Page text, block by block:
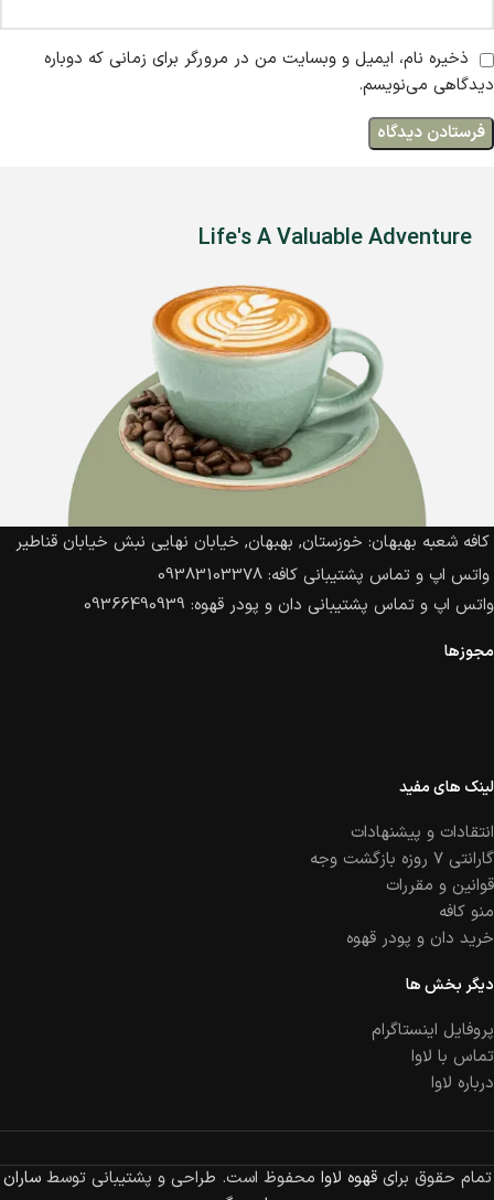
ذخیره نام، ایمیل و وبسایت من در مرورگر برای زمانی که دوباره
دیدگاهی می‌نویسم.
Life's A Valuable Adventure
کافه شعبه بهبهان: خوزستان, بهبهان, خیابان نهایی نبش خیابان قناطیر
واتس اپ و تماس پشتیبانی کافه: 09383103378
واتس اپ و تماس پشتیبانی دان و پودر قهوه: 09366490939
مجوزها
لینک های مفید
انتقادات و پیشنهادات
گارانتی ۷ روزه بازگشت وجه
قوانین و مقررات
منو کافه
خرید دان و پودر قهوه
دیگر بخش ها
پروفایل اینستاگرام
تماس با لاوا
درباره لاوا
تمام حقوق برایقهوه لاوا محفوظ است. طراحی و پشتیبانی توسطساران